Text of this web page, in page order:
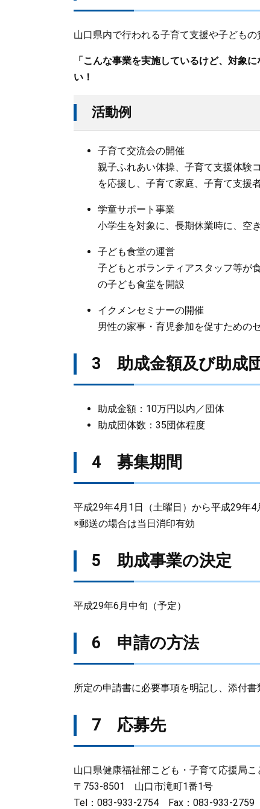
山口県内で行われる子育て支援や子ども
「こんな事業を実施しているけど、対象
い！
活動例
子育て交流会の開催
親子ふれあい体操、子育て支援体験
を応援し、子育て家庭、子育て支援
学童サポート事業
小学生を対象に、長期休業時に、空
子ども食堂の運営
子どもとボランティアスタッフ等が
の子ども食堂を開設
イクメンセミナーの開催
男性の家事・育児参加を促すための
3 助成金額及び助成
助成金額：10万円以内／団体
助成団体数：35団体程度
4 募集期間
平成29年4月1日（土曜日）から平成29年
※郵送の場合は当日消印有効
5 助成事業の決定
平成29年6月中旬（予定）
6 申請の方法
所定の申請書に必要事項を明記し、添付
7 応募先
山口県健康福祉部こども・子育て応援局こ
〒753-8501 山口市滝町1番1号
Tel：083-933-2754 Fax：083-933-2759